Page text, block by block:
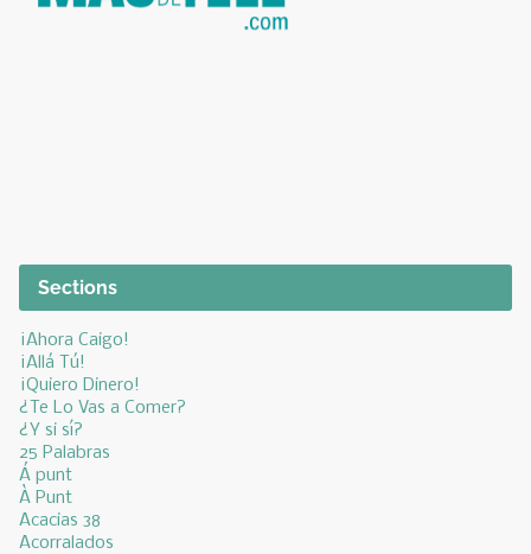
Sections
¡Ahora Caigo!
¡Allá Tú!
¡Quiero Dinero!
¿Te Lo Vas a Comer?
¿Y si sí?
25 Palabras
Á punt
À Punt
Acacias 38
Acorralados